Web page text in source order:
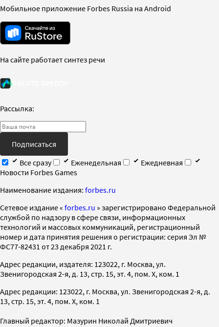
Мобильное приложение Forbes Russia на Android
На сайте работает синтез речи
Рассылка:
Подписаться
Все сразу
Еженедельная
Ежедневная
Новости Forbes Games
Наименование издания: forbes.ru
Cетевое издание « forbes.ru » зарегистрировано Федеральной
службой по надзору в сфере связи, информационных
технологий и массовых коммуникаций, регистрационный
номер и дата принятия решения о регистрации: серия Эл №
ФС77-82431 от 23 декабря 2021 г.
Адрес редакции, издателя: 123022, г. Москва, ул.
Звенигородская 2-я, д. 13, стр. 15, эт. 4, пом. X, ком. 1
Адрес редакции: 123022, г. Москва, ул. Звенигородская 2-я, д.
13, стр. 15, эт. 4, пом. X, ком. 1
Главный редактор: Мазурин Николай Дмитриевич